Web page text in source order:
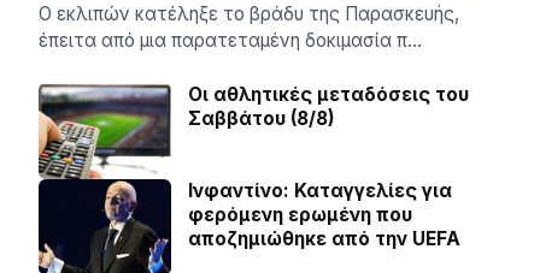
Ο εκλιπών κατέληξε το βράδυ της Παρασκευής,
έπειτα από μια παρατεταμένη δοκιμασία π…
Οι αθλητικές μεταδόσεις του
Σαββάτου (8/8)
Ινφαντίνο: Καταγγελίες για
φερόμενη ερωμένη που
αποζημιώθηκε από την UEFA